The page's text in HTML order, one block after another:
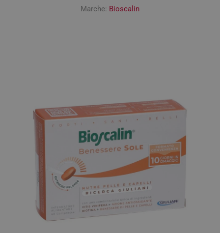
Marche: Bioscalin